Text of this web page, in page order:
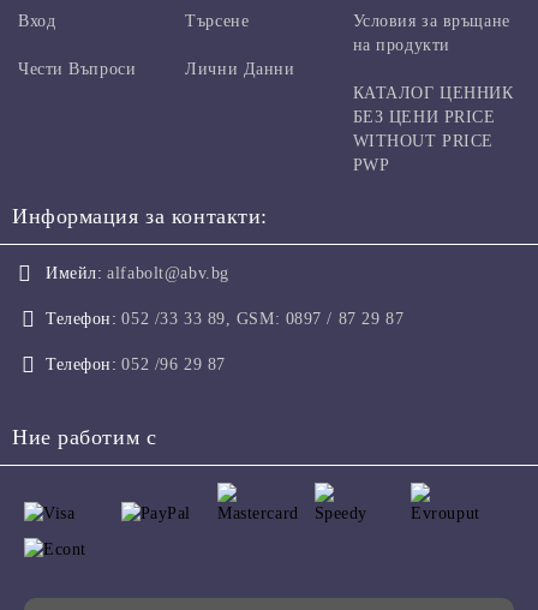
Вход
Чести Въпроси
Търсене
Лични Данни
Условия за връщане
на продукти
КАТАЛОГ ЦЕННИК
БЕЗ ЦЕНИ PRICE
WITHOUT PRICE
PWP
Информация за контакти:
Имейл: alfabolt@abv.bg
Телефон: 052 /33 33 89, GSM: 0897 / 87 29 87
Телефон: 052 /96 29 87
Ние работим с